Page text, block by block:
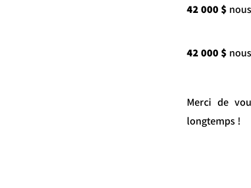
42 000 $
42 000 $
Merci de
longtemps !